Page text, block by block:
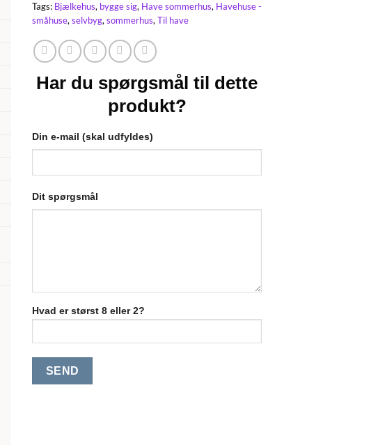
Tags: Bjælkehus, bygge sig, Have sommerhus, Havehuse -
småhuse, selvbyg, sommerhus, Til have
Har du spørgsmål til dette
produkt?
Din e-mail (skal udfyldes)
Dit spørgsmål
Hvad er størst 8 eller 2?